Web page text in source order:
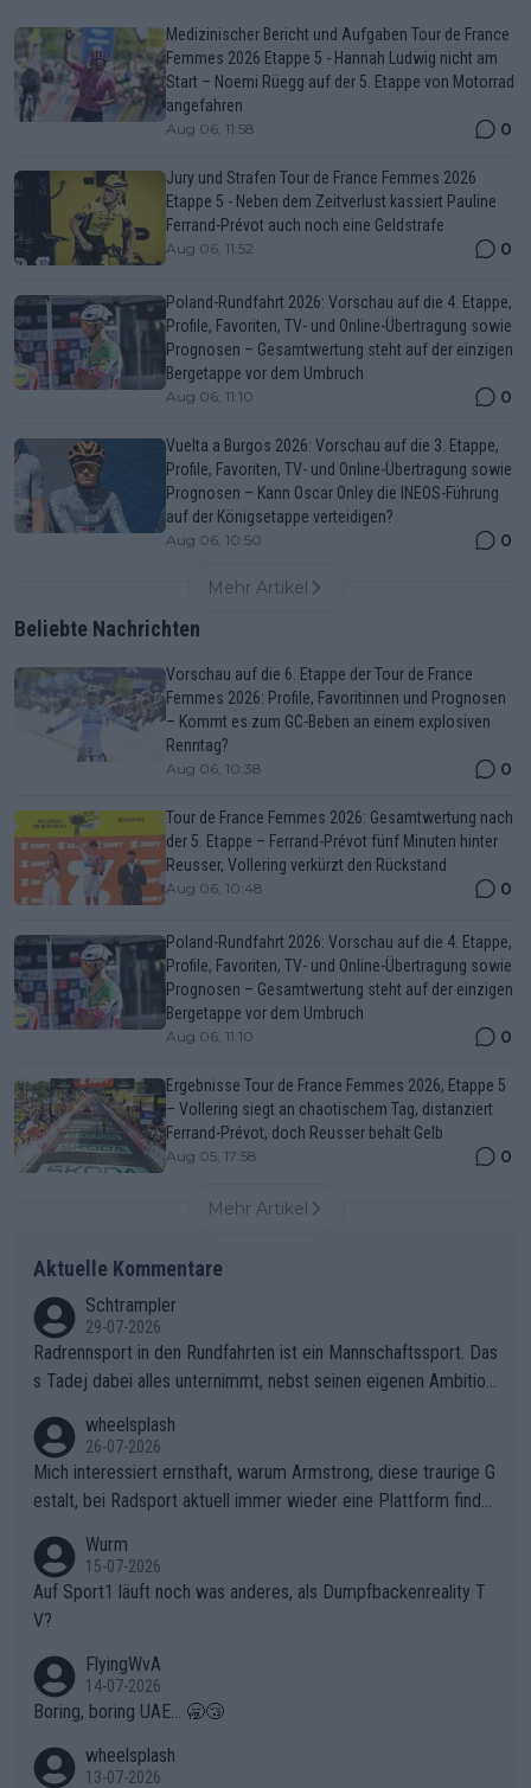
Medizinischer Bericht und Aufgaben Tour de France
Femmes 2026 Etappe 5 - Hannah Ludwig nicht am
Start – Noemi Rüegg auf der 5. Etappe von Motorrad
angefahren
Aug 06, 11:58 0
Jury und Strafen Tour de France Femmes 2026
Etappe 5 - Neben dem Zeitverlust kassiert Pauline
Ferrand-Prévot auch noch eine Geldstrafe
Aug 06, 11:52 0
Poland-Rundfahrt 2026: Vorschau auf die 4. Etappe,
Profile, Favoriten, TV- und Online-Übertragung sowie
Prognosen – Gesamtwertung steht auf der einzigen
Bergetappe vor dem Umbruch
Aug 06, 11:10 0
Vuelta a Burgos 2026: Vorschau auf die 3. Etappe,
Profile, Favoriten, TV- und Online-Übertragung sowie
Prognosen – Kann Oscar Onley die INEOS-Führung
auf der Königsetappe verteidigen?
Aug 06, 10:50 0
Mehr Artikel
Beliebte Nachrichten
Vorschau auf die 6. Etappe der Tour de France
Femmes 2026: Profile, Favoritinnen und Prognosen
– Kommt es zum GC-Beben an einem explosiven
Renntag?
Aug 06, 10:38 0
Tour de France Femmes 2026: Gesamtwertung nach
der 5. Etappe – Ferrand-Prévot fünf Minuten hinter
Reusser, Vollering verkürzt den Rückstand
Aug 06, 10:48 0
Poland-Rundfahrt 2026: Vorschau auf die 4. Etappe,
Profile, Favoriten, TV- und Online-Übertragung sowie
Prognosen – Gesamtwertung steht auf der einzigen
Bergetappe vor dem Umbruch
Aug 06, 11:10 0
Ergebnisse Tour de France Femmes 2026, Etappe 5
– Vollering siegt an chaotischem Tag, distanziert
Ferrand-Prévot, doch Reusser behält Gelb
Aug 05, 17:58 0
Mehr Artikel
Aktuelle Kommentare
Schtrampler
29-07-2026
Radrennsport in den Rundfahrten ist ein Mannschaftssport. Das
s Tadej dabei alles unternimmt, nebst seinen eigenen Ambition
ganze Team auch mental stark zu machen und konkret am Erf
olg teilzuhaben, ist ihm ganz hoch anzurechnen. Das ist ein Zei
chen weit über den Radsport hinaus.
wheelsplash
26-07-2026
Mich interessiert ernsthaft, warum Armstrong, diese traurige G
estalt, bei Radsport aktuell immer wieder eine Plattform finde
Wurm
15-07-2026
Auf Sport1 läuft noch was anderes, als Dumpfbackenreality T
V?
FlyingWvA
14-07-2026
Boring, boring UAE... 🥱😴
wheelsplash
13-07-2026